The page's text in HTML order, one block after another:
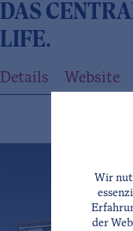
DAS
LIFE.
Details Website
Wir
der